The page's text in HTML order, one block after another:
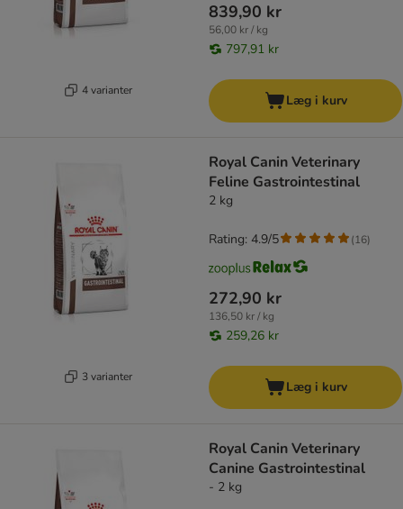
4 varianter
839,90 kr
56,00 kr / kg
797,91 kr
Læg i kurv
3 varianter
Royal Canin Veterinary
Feline Gastrointestinal
2 kg
272,90 kr
136,50 kr / kg
259,26 kr
Rating: 4.9/5 (16)
Læg i kurv
Royal Canin Veterinary
Canine Gastrointestinal
- 2 kg